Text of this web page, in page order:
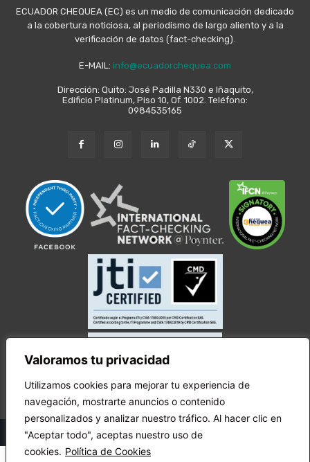
Valoramos tu privacidad
Utilizamos cookies para mejorar tu experiencia de
navegación, mostrarte anuncios o contenido
personalizados y analizar nuestro tráfico. Al hacer clic en
"Aceptar todo", aceptas nuestro uso de
cookies. Política de Cookies
ECUADOR CHEQUEA (EC) es un medio de comunicación dedicado
a la cobertura noticiosa, al periodismo de largo aliento y a la
verificación de datos (fact-checking).
E-MAIL: info@ecuadorchequea.com
Dirección: Quito: José Padilla N330 e Iñaquito,
Edificio Platinum, Piso 10, Of. 1002. Teléfono:
0984535165
© Copyright Ecuador Chequea 2025.